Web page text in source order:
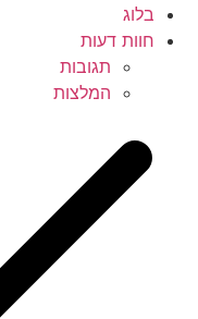
בלוג
חוות דעות
תגובות
המלצות